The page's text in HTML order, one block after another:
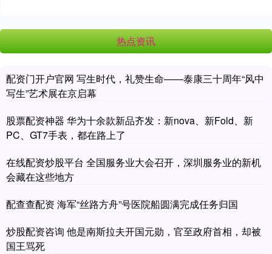
热点资讯
配资门开户官网 写生时代，礼赞生命——泰康三十周年“风中
写生”艺术展在京启幕
股票配资神器 华为十余款新品齐发：新nova、新Fold、新
PC、GT7手表，都在路上了
在线配资炒股平台 全国服务业大会召开，深圳服务业的新机
会藏在这些地方
配查查配资 海军“丝路方舟”号医院船圆满完成任务归国
炒股配资咨询 他是南斯拉夫开国元勋，官至政府首相，却被
国王骂死